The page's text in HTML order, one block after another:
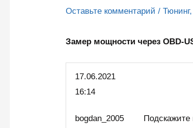
Оставьте комментарий /
Замер мощности через OBD-
17.06.2021
16:14
bogdan_2005
Подскажите